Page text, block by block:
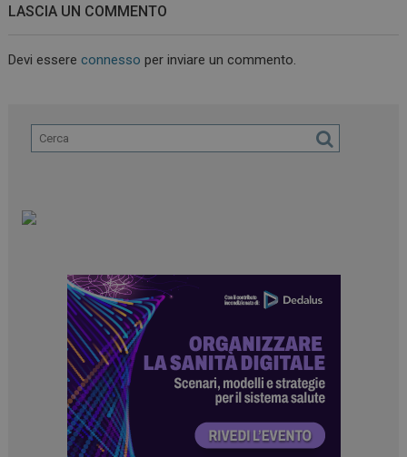
LASCIA UN COMMENTO
Devi essereconnesso per inviare un commento.